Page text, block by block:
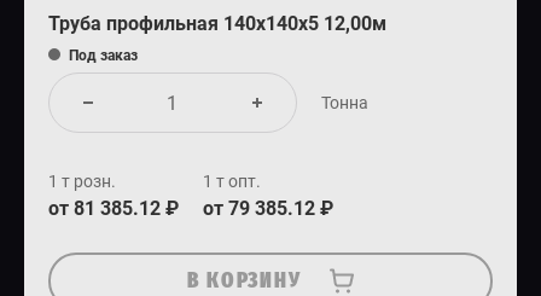
Труба профильная 140х140х5 12,00м
Под заказ
Тонна
1 т розн.
от 81 385.12 ₽
1 т опт.
от 79 385.12 ₽
В КОРЗИНУ